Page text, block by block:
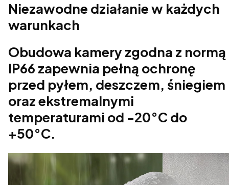
Niezawodne działanie w każdych
warunkach
Obudowa kamery zgodna z normą
IP66 zapewnia pełną ochronę
przed pyłem, deszczem, śniegiem
oraz ekstremalnymi
temperaturami od -20°C do
+50°C.